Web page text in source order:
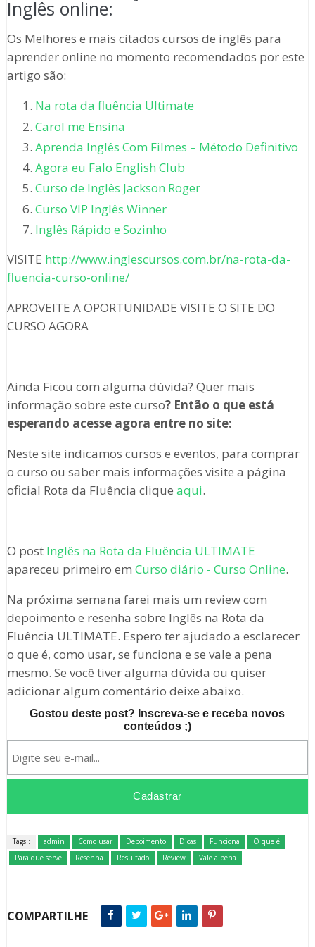
Inglês online:
Os Melhores e mais citados cursos de inglês para
aprender online no momento recomendados por este
artigo são:
Na rota da fluência Ultimate
Carol me Ensina
Aprenda Inglês Com Filmes – Método Definitivo
Agora eu Falo English Club
Curso de Inglês Jackson Roger
Curso VIP Inglês Winner
Inglês Rápido e Sozinho
VISITE http://www.inglescursos.com.br/na-rota-da-
fluencia-curso-online/
APROVEITE A OPORTUNIDADE VISITE O SITE DO
CURSO AGORA
Ainda Ficou com alguma dúvida? Quer mais
informação sobre este curso? Então o que está
esperando acesse agora entre no site:
Neste site indicamos cursos e eventos, para comprar
o curso ou saber mais informações visite a página
oficial Rota da Fluência clique aqui.
O post Inglês na Rota da Fluência ULTIMATE
apareceu primeiro em Curso diário - Curso Online.
Na próxima semana farei mais um review com
depoimento e resenha sobre Inglês na Rota da
Fluência ULTIMATE. Espero ter ajudado a esclarecer
o que é, como usar, se funciona e se vale a pena
mesmo. Se você tiver alguma dúvida ou quiser
adicionar algum comentário deixe abaixo.
Gostou deste post? Inscreva-se e receba novos
conteúdos ;)
Tags : admin Como usar Depoimento Dicas Funciona
O que é
Para que serve
Resenha Resultado Review Vale a pena
COMPARTILHE